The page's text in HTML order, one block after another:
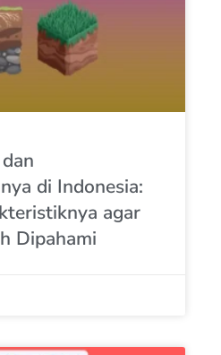
di Indonesia:
agar
Dipahami